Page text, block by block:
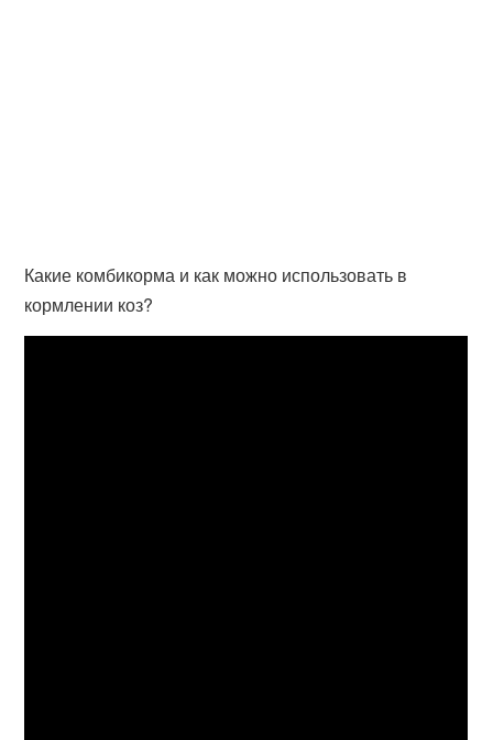
Какие комбикорма и как можно использовать в
кормлении коз?